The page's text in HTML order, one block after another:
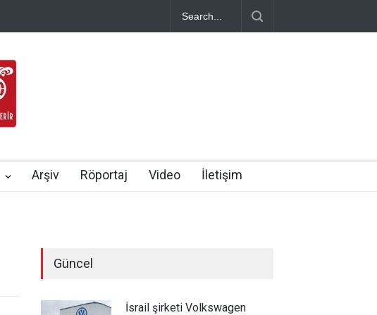
Arşiv Röportaj Video İletişim
Güncel
İsrail şirketi Volkswagen